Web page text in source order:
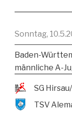
Sonntag,
Baden-
männliche A-
SG